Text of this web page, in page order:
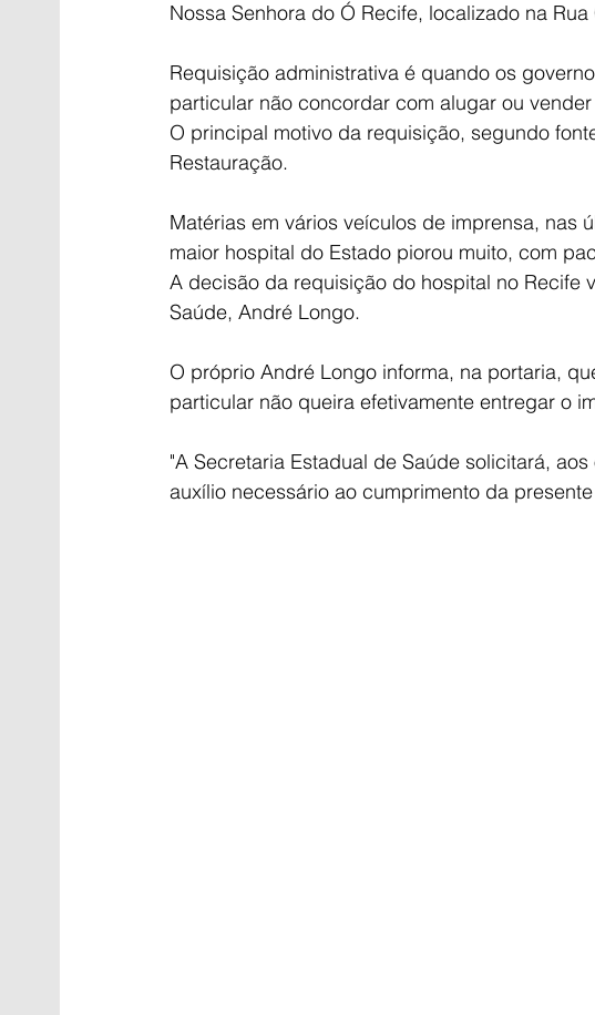
Nossa Senhora do Ó Recife, localizado na
Requisição administrativa é quando os
particular não concordar com alugar ou
O principal motivo da requisição, segundo
Restauração.
Matérias em vários veículos de imprensa, nas
maior hospital do Estado piorou muito, com
A decisão da requisição do hospital no Recife
Saúde, André Longo.
O próprio André Longo informa, na portaria,
particular não queira efetivamente entregar o
"A Secretaria Estadual de Saúde solicitará,
auxílio necessário ao cumprimento da